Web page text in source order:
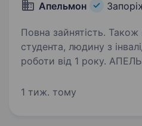
Апельмон
Повна зайнятість. Також
студента, людину з
роботи від 1 року. АПЕЛЬМОН — це запорізька
ніколи не зупиняється
1 тиж. тому